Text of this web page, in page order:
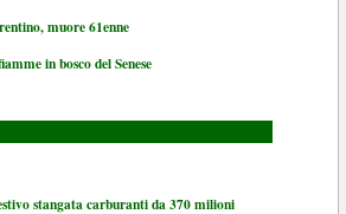
muore 61enne
in bosco del Senese
stangata carburanti da 370 milioni